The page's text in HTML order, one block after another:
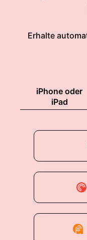
Erhalte
iPhone oder
iPad